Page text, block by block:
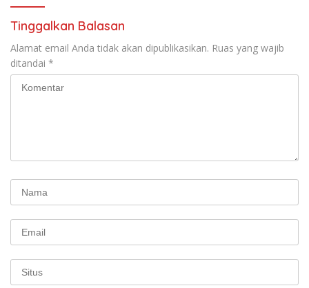
Tinggalkan Balasan
Alamat email Anda tidak akan dipublikasikan. Ruas yang wajib
ditandai *